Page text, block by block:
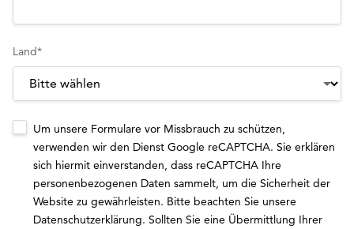
Land*
Um unsere Formulare vor Missbrauch zu schützen,
verwenden wir den Dienst Google reCAPTCHA. Sie erklären
sich hiermit einverstanden, dass reCAPTCHA Ihre
personenbezogenen Daten sammelt, um die Sicherheit der
Website zu gewährleisten. Bitte beachten Sie unsere
Datenschutzerklärung. Sollten Sie eine Übermittlung Ihrer